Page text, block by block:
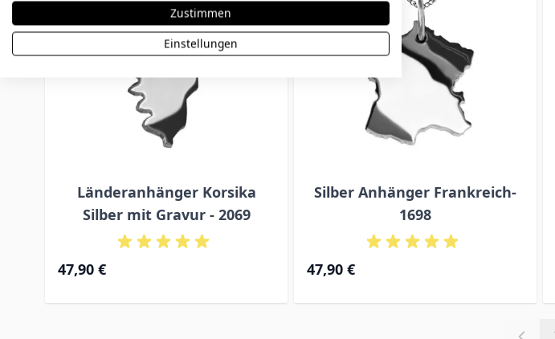
Länderanhänger Korsika
Silber mit Gravur - 2069
47,90 €
Silber Anhänger Frankreich-
1698
47,90 €
Zustimmen
Einstellungen